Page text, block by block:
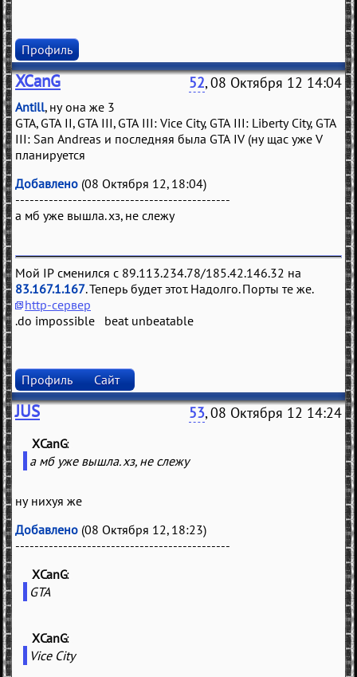
Профиль
XCanG 52, 08 Октября 12 14:04
Antill, ну она же 3
GTA, GTA II, GTA III, GTA III: Vice City, GTA III: Liberty City, GTA
III: San Andreas и последняя была GTA IV (ну щас уже V
планируется
Добавлено (08 Октября 12, 18:04)
---------------------------------------------
а мб уже вышла. хз, не слежу
Мой IP сменился с 89.113.234.78/185.42.146.32 на
83.167.1.167. Теперь будет этот. Надолго. Порты те же.
http-сервер
.do impossible beat unbeatable
Профиль Сайт
JUS 53, 08 Октября 12 14:24
XCanG
а мб уже вышла. хз, не слежу
ну нихуя же
Добавлено (08 Октября 12, 18:23)
---------------------------------------------
XCanG
GTA
XCanG
Vice City